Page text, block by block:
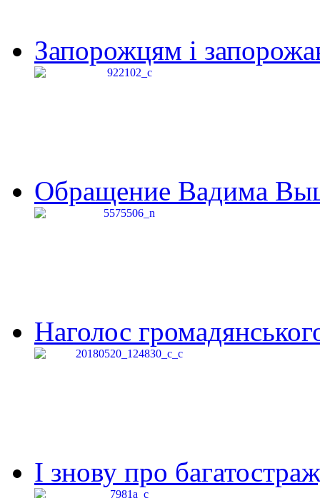
Запорожцям і
Обращение Вадима
Наголос
І знову про